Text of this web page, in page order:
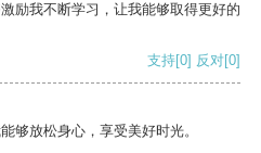
励我不断学习，让我能够取得更好的
支持[0] 反对[0]
够放松身心，享受美好时光。